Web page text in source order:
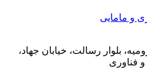
و مامایی
بلوار رسالت، خیابان جهاد،